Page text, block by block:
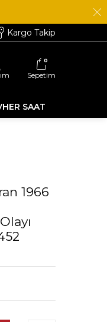
Kargo Takip
0
Sepetim
SAAT
1966